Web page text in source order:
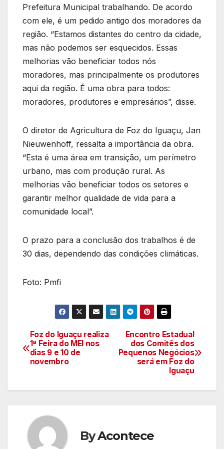
Prefeitura Municipal trabalhando. De acordo
com ele, é um pedido antigo dos moradores da
região. “Estamos distantes do centro da cidade,
mas não podemos ser esquecidos. Essas
melhorias vão beneficiar todos nós
moradores, mas principalmente os produtores
aqui da região. É uma obra para todos:
moradores, produtores e empresários”, disse.
O diretor de Agricultura de Foz do Iguaçu, Jan
Nieuwenhoff, ressalta a importância da obra.
“Esta é uma área em transição, um perímetro
urbano, mas com produção rural. As
melhorias vão beneficiar todos os setores e
garantir melhor qualidade de vida para a
comunidade local”.
O prazo para a conclusão dos trabalhos é de
30 dias, dependendo das condições climáticas.
Foto: Pmfi
Navegação
de
Encontro Estadual
dos Comitês dos
Pequenos Negócios
será em Foz do
Iguaçu
Foz do Iguaçu realiza
1ª Feira do MEI nos
dias 9 e 10 de
novembro
ByAcontece